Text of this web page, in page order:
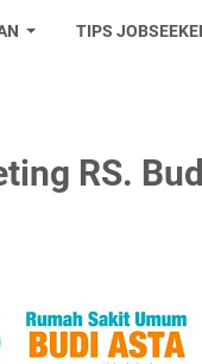
TIPS
RS.